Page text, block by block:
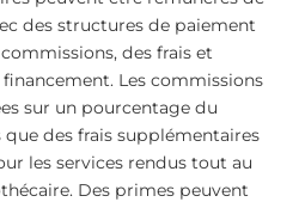
des structures de paiement
des frais et
Les commissions
sur un pourcentage du
des frais supplémentaires
les services rendus tout au
Des primes peuvent